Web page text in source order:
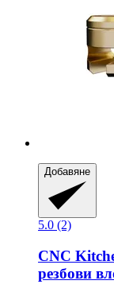
Добавяне
5.0 (2)
CNC
резбови